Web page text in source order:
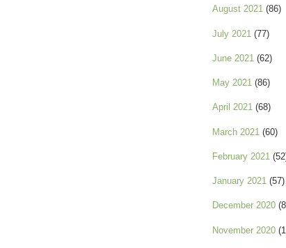
August 2021 (86)
July 2021 (77)
June 2021 (62)
May 2021 (86)
April 2021 (68)
March 2021 (60)
February 2021
January 2021 (57)
December 2020
November 2020